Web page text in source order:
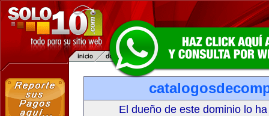
El dueño de este dominio lo